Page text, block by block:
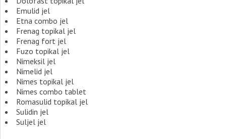
Emulid jel
Etna combo jel
Frenag topikal jel
Frenag fort jel
Fuzo topikal jel
Nimeksil jel
Nimelid jel
Nimes topikal jel
Nimes combo tablet
Romasulid topikal jel
Sulidin jel
Suljel jel